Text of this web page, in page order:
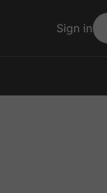
Sign in